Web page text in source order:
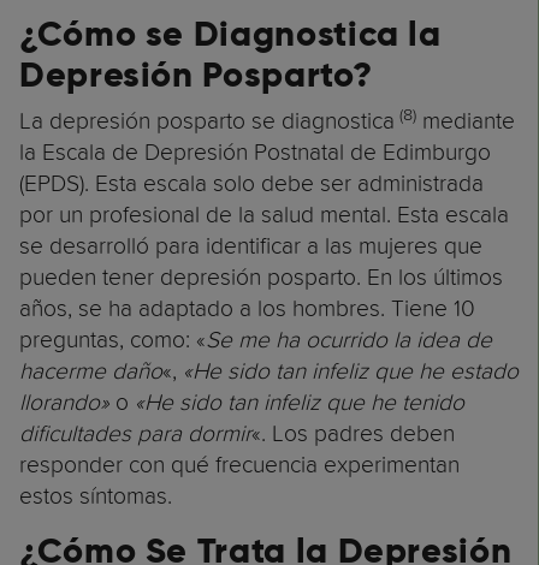
¿Cómo se Diagnostica la
Depresión Posparto?
La depresión posparto se diagnostica (8) mediante
la Escala de Depresión Postnatal de Edimburgo
(EPDS). Esta escala solo debe ser administrada
por un profesional de la salud mental. Esta escala
se desarrolló para identificar a las mujeres que
pueden tener depresión posparto. En los últimos
años, se ha adaptado a los hombres. Tiene 10
preguntas, como: «Se me ha ocurrido la idea de
hacerme daño«, «He sido tan infeliz que he estado
llorando» o «He sido tan infeliz que he tenido
dificultades para dormir«. Los padres deben
responder con qué frecuencia experimentan
estos síntomas.
¿Cómo Se Trata la Depresión